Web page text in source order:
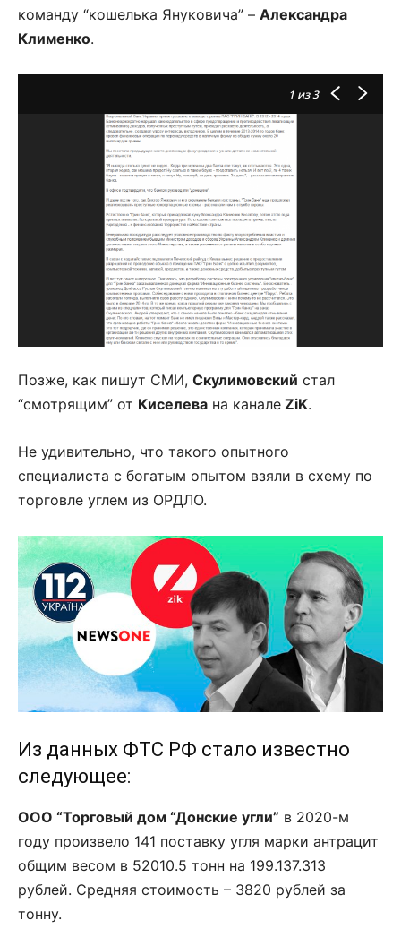
команду “кошелька Януковича” – Александра
Клименко.
1 из 3
Позже, как пишут СМИ, Скулимовский стал
“смотрящим” от Киселева на канале ZiK.
Не удивительно, что такого опытного
специалиста с богатым опытом взяли в схему по
торговле углем из ОРДЛО.
Из данных ФТС РФ стало известно
следующее:
ООО “Торговый дом “Донские угли” в 2020-м
году произвело 141 поставку угля марки антрацит
общим весом в 52010.5 тонн на 199.137.313
рублей. Средняя стоимость – 3820 рублей за
тонну.